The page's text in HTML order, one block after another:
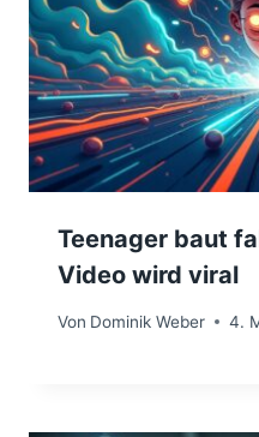
Teenager baut
Video wird viral
Von Dominik Weber 4.